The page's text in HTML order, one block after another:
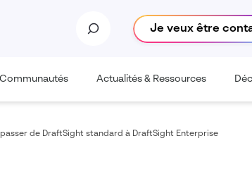
Je veux être
Communautés Actualités & Ressources
de DraftSight standard à DraftSight Enterprise